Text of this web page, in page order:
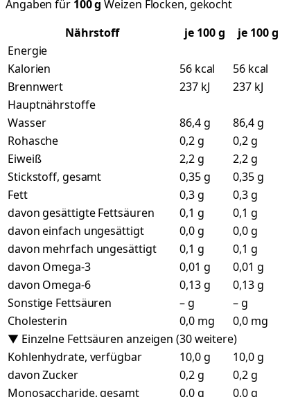
Angaben für 100g Weizen Flocken, gekocht
Nährstoff
je 100g
je 100 g
Energie
Kalorien
56 kcal
56 kcal
Brennwert
237 kJ
237 kJ
Hauptnährstoffe
Wasser
86,4 g
86,4 g
Rohasche
0,2 g
0,2 g
Eiweiß
2,2 g
2,2 g
Stickstoff, gesamt
0,35 g
0,35 g
Fett
0,3 g
0,3 g
davon gesättigte Fettsäuren
0,1 g
0,1 g
davon einfach ungesättigt
0,0 g
0,0 g
davon mehrfach ungesättigt
0,1 g
0,1 g
davon Omega-3
0,01 g
0,01 g
davon Omega-6
0,13 g
0,13 g
Sonstige Fettsäuren
– g
– g
Cholesterin
0,0 mg
0,0 mg
▼ Einzelne Fettsäuren anzeigen (30 weitere)
Kohlenhydrate, verfügbar
10,0 g
10,0 g
davon Zucker
0,2 g
0,2 g
Monosaccharide, gesamt
0,0 g
0,0 g